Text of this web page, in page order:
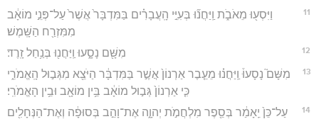
11
וַיִּסְע֖וּ מֵאֹבֹ֑ת וַֽיַּחֲנ֞וּ בְּעִיֵּ֣י הָֽעֲבָרִ֗ים בַּמִּדְבָּר֙ אֲשֶׁר֙ עַל־פְּנֵ֣י מוֹאָ֔ב
מִמִּזְרַ֖ח הַשָּֽׁמֶשׁ׃
12 מִשָּׁ֖ם נָסָ֑עוּ וַֽיַּחֲנ֖וּ בְּנַ֥חַל זָֽרֶד׃
13
מִשָּׁם֮ נָסָעוּ֒ וַֽיַּחֲנ֗וּ מֵעֵ֤בֶר אַרְנוֹן֙ אֲשֶׁ֣ר בַּמִּדְבָּ֔ר הַיֹּצֵ֖א מִגְּב֣וּל הָֽאֱמֹרִ֑י
כִּ֤י אַרְנוֹן֙ גְּב֣וּל מוֹאָ֔ב בֵּ֥ין מוֹאָ֖ב וּבֵ֥ין הָאֱמֹרִֽי׃
14
עַל־כֵּן֙ יֵֽאָמַ֔ר בְּסֵ֖פֶר מִלְחֲמֹ֣ת יְהוָ֑ה אֶת־וָהֵ֣ב בְּסוּפָ֔ה וְאֶת־הַנְּחָלִ֖ים